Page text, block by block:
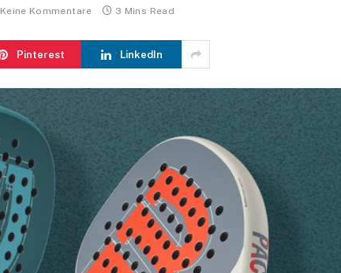
Keine Kommentare 3 Mins Read
Pinterest LinkedIn